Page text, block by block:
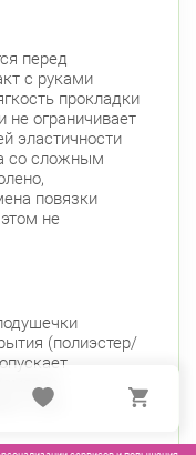
перед
с руками
прокладки
не ограничивает
эластичности
со сложным
повязки
не
(полиэстер/
слое